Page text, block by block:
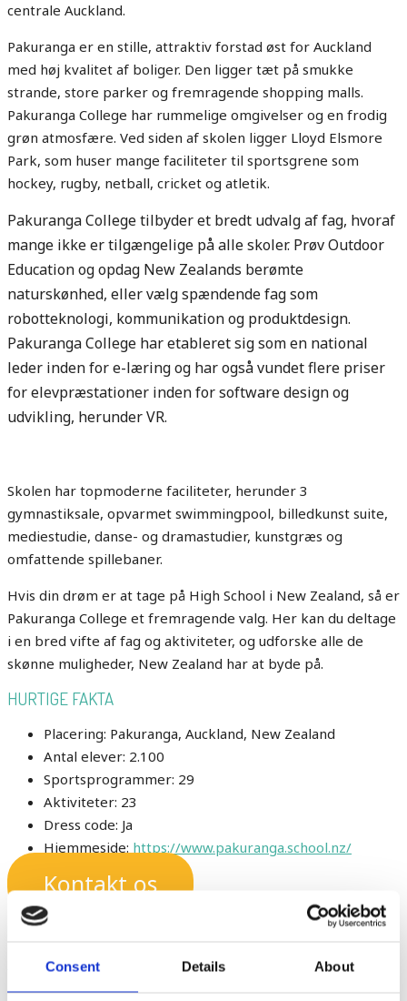
Consent Details About
centrale Auckland.
Pakuranga er en stille, attraktiv forstad øst for Auckland
med høj kvalitet af boliger. Den ligger tæt på smukke
strande, store parker og fremragende shopping malls.
Pakuranga College har rummelige omgivelser og en frodig
grøn atmosfære. Ved siden af skolen ligger Lloyd Elsmore
Park, som huser mange faciliteter til sportsgrene som
hockey, rugby, netball, cricket og atletik.
Pakuranga College tilbyder et bredt udvalg af fag, hvoraf
mange ikke er tilgængelige på alle skoler. Prøv Outdoor
Education og opdag New Zealands berømte
naturskønhed, eller vælg spændende fag som
robotteknologi, kommunikation og produktdesign.
Pakuranga College har etableret sig som en national
leder inden for e-læring og har også vundet flere priser
for elevpræstationer inden for software design og
udvikling, herunder VR.
Skolen har topmoderne faciliteter, herunder 3
gymnastiksale, opvarmet swimmingpool, billedkunst suite,
mediestudie, danse- og dramastudier, kunstgræs og
omfattende spillebaner.
Hvis din drøm er at tage på High School i New Zealand, så er
Pakuranga College et fremragende valg. Her kan du deltage
i en bred vifte af fag og aktiviteter, og udforske alle de
skønne muligheder, New Zealand har at byde på.
HURTIGE FAKTA
Placering: Pakuranga, Auckland, New Zealand
Antal elever: 2.100
Sportsprogrammer: 29
Aktiviteter: 23
Dress code: Ja
Hjemmeside: https://www.pakuranga.school.nz/
Kontakt os
bredt udvalg af fag og aktiviteter
Tæt på Auckland